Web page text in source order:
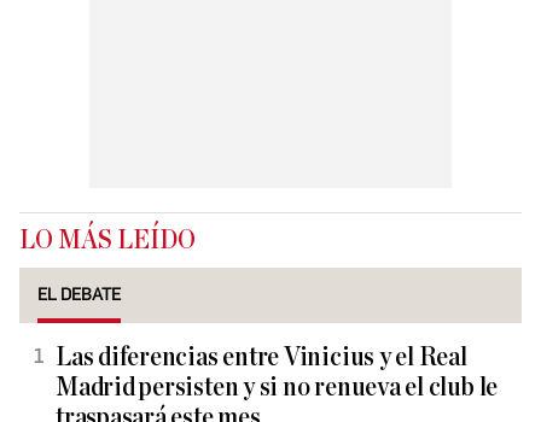
LO MÁS LEÍDO
EL DEBATE
Las diferencias entre Vinicius y el Real
Madrid persisten y si no renueva el club le